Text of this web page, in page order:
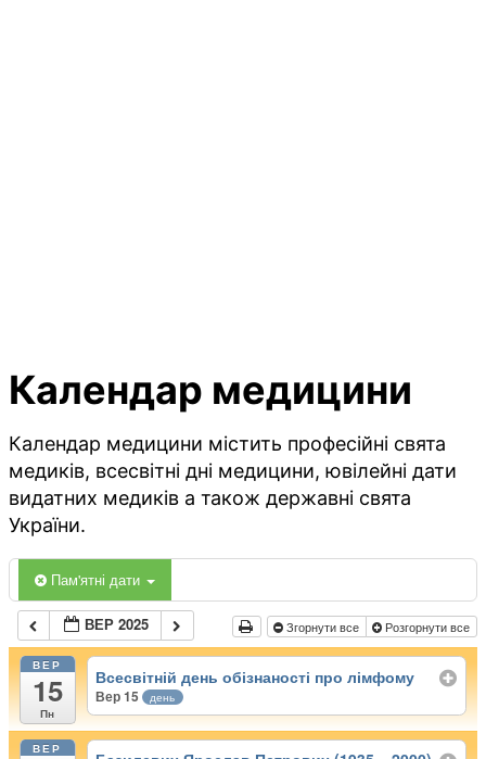
Календар медицини
Календар медицини містить професійні свята
медиків, всесвітні дні медицини, ювілейні дати
видатних медиків а також державні свята
України.
Пам'ятні дати
ВЕР 2025 Згорнути все Розгорнути все
ВЕР
15
Пн
Всесвітній день обізнаності про лімфому
Вер 15 день
ВЕР